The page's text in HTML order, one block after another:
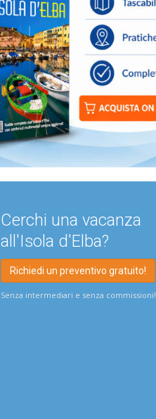
Cerchi una vacanza
all'Isola d'Elba?
Richiedi un preventivo gratuito!
Senza intermediari e senza commissioni!